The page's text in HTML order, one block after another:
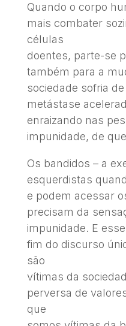
Quando o corpo
mais combater
células
doentes, parte-se
também para a
sociedade sofria
metástase
enraizando nas
impunidade, de
Os bandidos – a
esquerdistas
e podem acessar
precisam da
impunidade. E
fim do discurso
são
vítimas da
perversa de
que